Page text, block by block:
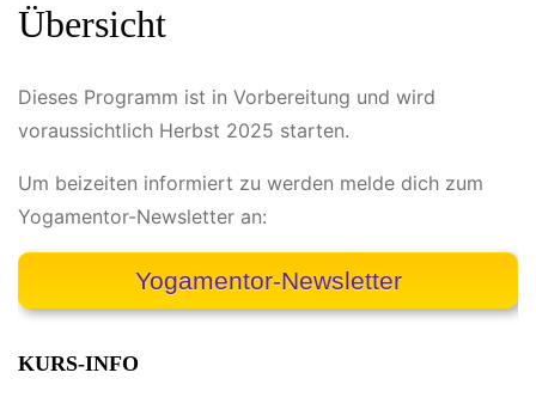
Übersicht
Dieses Programm ist in Vorbereitung und wird
voraussichtlich Herbst 2025 starten.
Um beizeiten informiert zu werden melde dich zum
Yogamentor-Newsletter an:
Yogamentor-Newsletter
KURS-INFO